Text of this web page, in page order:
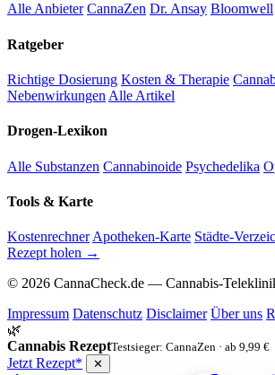
Alle Anbieter CannaZen Dr. Ansay Bloomwell
Ratgeber
Richtige Dosierung Kosten & Therapie
Nebenwirkungen Alle Artikel
Drogen-Lexikon
Alle Substanzen Cannabinoide Psychedelika
Tools & Karte
Kostenrechner Apotheken-Karte Städte-
Rezept holen →
© 2026 CannaCheck.de — Cannabis-
Impressum Datenschutz Disclaimer Über uns
🌿
Cannabis RezeptTestsieger: CannaZen · ab 9,99 €
Jetzt Rezept* ✕